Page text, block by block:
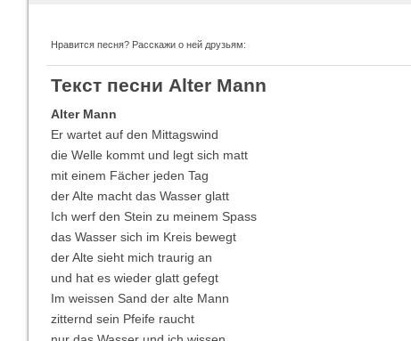
Imagine Dragons
Все песни
Blind Guardian
Все песни
Нравится песня? Расскажи о ней друзьям:
Текст песни Alter Mann
Alter Mann
Er wartet auf den Mittagswind
die Welle kommt und legt sich matt
mit einem Fächer jeden Tag
der Alte macht das Wasser glatt
Ich werf den Stein zu meinem Spass
das Wasser sich im Kreis bewegt
der Alte sieht mich traurig an
und hat es wieder glatt gefegt
Im weissen Sand der alte Mann
zitternd sein Pfeife raucht